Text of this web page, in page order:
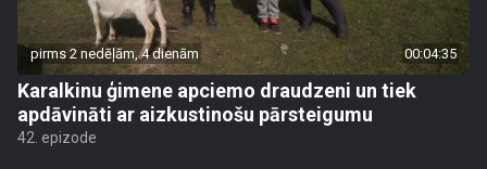
pirms 2 nedēļām, 4 dienām 00:04:35
Karalkinu ģimene apciemo draudzeni un tiek
apdāvināti ar aizkustinošu pārsteigumu
42. epizode